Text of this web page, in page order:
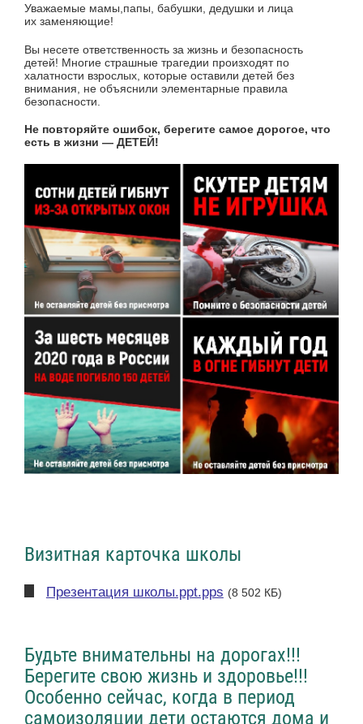
Уважаемые мамы,папы, бабушки, дедушки и лица
их заменяющие!
Вы несете ответственность за жизнь и безопасность
детей! Многие страшные трагедии произходят по
халатности взрослых, которые оставили детей без
внимания, не объяснили элементарные правила
безопасности.
Не повторяйте ошибок, берегите самое дорогое, что
есть в жизни — ДЕТЕЙ!
Визитная карточка школы
Презентация школы.ppt.pps (8 502 КБ)
Будьте внимательны на дорогах!!!
Берегите свою жизнь и здоровье!!!
Особенно сейчас, когда в период
самоизоляции дети остаются дома и